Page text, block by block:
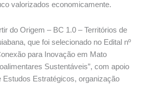
valorizados economicamente.
do Origem – BC 1.0 – Territórios de
que foi selecionado no Edital nº
para Inovação em Mato
Sustentáveis”, com apoio
Estudos Estratégicos, organização